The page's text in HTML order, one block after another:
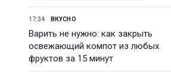
17:34 ВКУСНО
Варить не нужно: как закрыть
освежающий компот из любых
фруктов за 15 минут